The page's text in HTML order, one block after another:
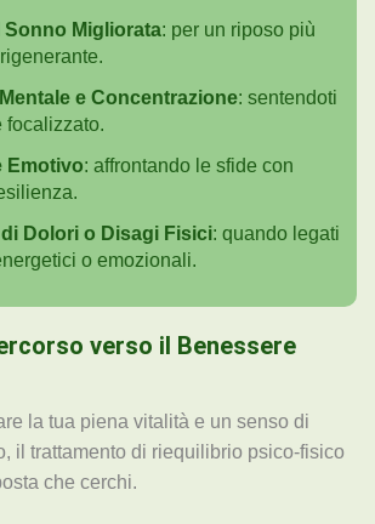
Sonno Migliorata: per un riposo più
e Concentrazione: sentendoti
focalizzato.
Emotivo: affrontando le sfide con
Dolori o Disagi Fisici: quando legati
o emozionali.
verso il Benessere
la tua piena vitalità e un senso di
il trattamento di riequilibrio psico-fisico
che cerchi.